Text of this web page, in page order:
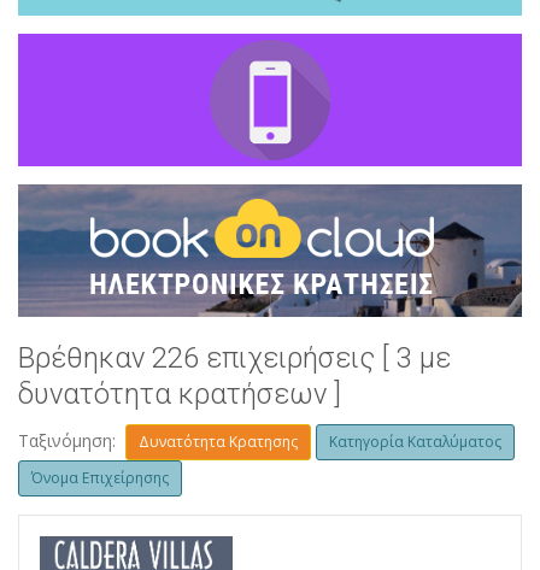
Βρέθηκαν 226 επιχειρήσεις [ 3 με
δυνατότητα κρατήσεων ]
Ταξινόμηση: Δυνατότητα Κρατησης
Κατηγορία Καταλύματος
Όνομα Επιχείρησης